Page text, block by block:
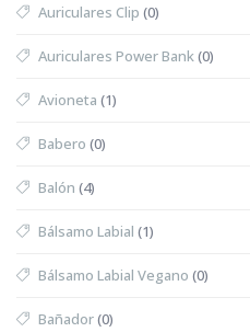
Auriculares Clip (0)
Auriculares Power Bank(0)
Avioneta (1)
Babero (0)
Balón (4)
Bálsamo Labial (1)
Bálsamo Labial Vegano (0)
Bañador(0)